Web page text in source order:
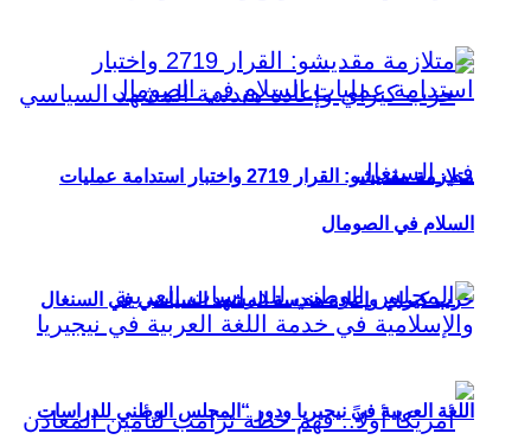
حزب كيراي وإعادة هندسة المشهد السياسي في السنغال
متلازمة مقديشو: القرار 2719 واختبار استدامة عمليات
السلام في الصومال
اللغة العربية في نيجيريا ودور “المجلس الوطني للدراسات